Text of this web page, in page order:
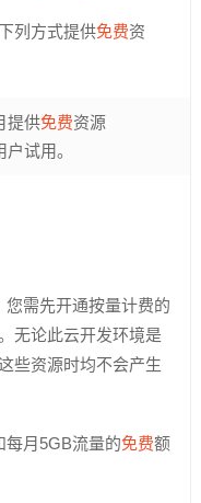
列方式提供免费资
提供免费资源
试用。
需先开通按量计费的
无论此云开发环境是
些资源时均不会产生
每月5GB流量的免费额